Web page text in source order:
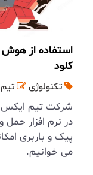
استفاده از
کلود
تکنولوژی
شرکت تیم ایکس
در نرم افزار
پیک و باربری
می خوانیم.